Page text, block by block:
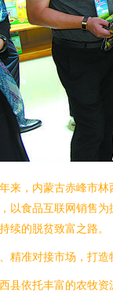
来，内蒙古赤峰市
以食品互联网销售
续的脱贫致富之路。
精准对接市场，打造
县依托丰富的农牧